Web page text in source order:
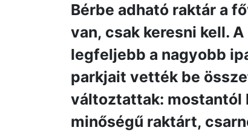
Bérbe adható raktár a
van, csak keresni kell.
legfeljebb a nagyobb
parkjait vették be
változtattak: mostantól
minőségű raktárt,